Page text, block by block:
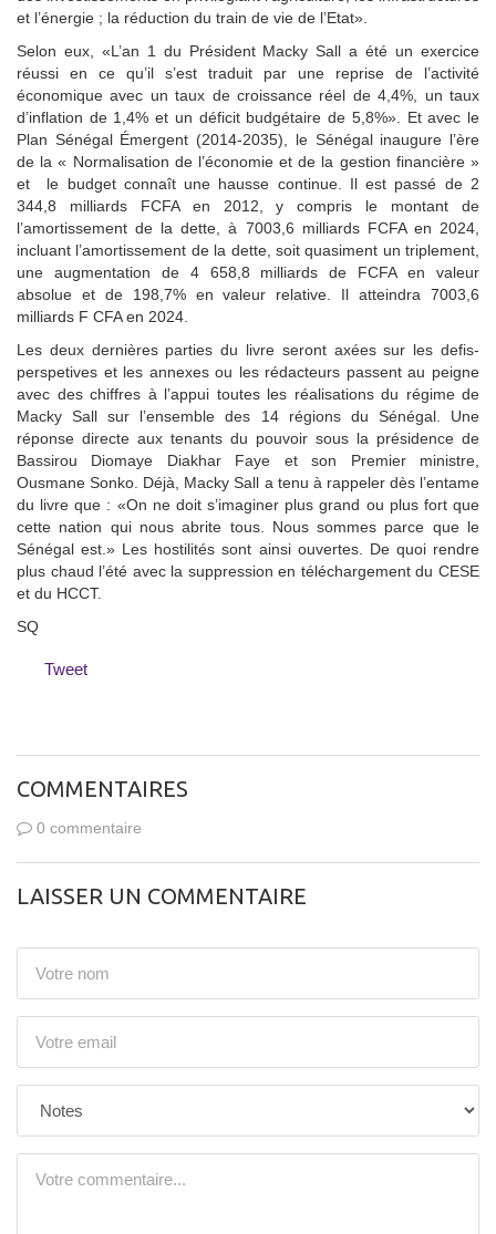
et l’énergie ; la réduction du train de vie de l’Etat».
Selon eux, «L’an 1 du Président Macky Sall a été un exercice
réussi en ce qu’il s’est traduit par une reprise de l’activité
économique avec un taux de croissance réel de 4,4%, un taux
d’inflation de 1,4% et un déficit budgétaire de 5,8%». Et avec le
Plan Sénégal Émergent (2014-2035), le Sénégal inaugure l’ère
de la « Normalisation de l’économie et de la gestion financière »
et le budget connaît une hausse continue. Il est passé de 2
344,8 milliards FCFA en 2012, y compris le montant de
l’amortissement de la dette, à 7003,6 milliards FCFA en 2024,
incluant l’amortissement de la dette, soit quasiment un triplement,
une augmentation de 4 658,8 milliards de FCFA en valeur
absolue et de 198,7% en valeur relative. Il atteindra 7003,6
milliards F CFA en 2024.
Les deux dernières parties du livre seront axées sur les defis-
perspetives et les annexes ou les rédacteurs passent au peigne
avec des chiffres à l’appui toutes les réalisations du régime de
Macky Sall sur l’ensemble des 14 régions du Sénégal. Une
réponse directe aux tenants du pouvoir sous la présidence de
Bassirou Diomaye Diakhar Faye et son Premier ministre,
Ousmane Sonko. Déjà, Macky Sall a tenu à rappeler dès l’entame
du livre que : «On ne doit s’imaginer plus grand ou plus fort que
cette nation qui nous abrite tous. Nous sommes parce que le
Sénégal est.» Les hostilités sont ainsi ouvertes. De quoi rendre
plus chaud l’été avec la suppression en téléchargement du CESE
et du HCCT.
SQ
Tweet
COMMENTAIRES
0 commentaire
LAISSER UN COMMENTAIRE